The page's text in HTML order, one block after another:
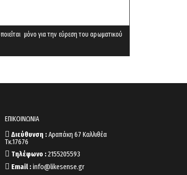
μόνο για την εύρεση του αρωματικού
ΕΠΙΚΟΙΝΩΝΙΑ
Διεύθυνση :Αραπάκη 67 Καλλιθέα
Τκ.17676
Τηλέφωνο :2155205593
Email :info@likesense.gr